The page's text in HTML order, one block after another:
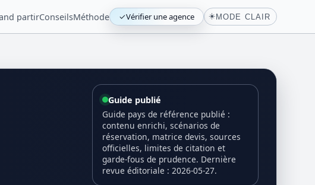
partirConseilsMéthode ✓Vérifier une agence ☀️MODE CLAIR
Guide publié
Guide pays de référence publié :
contenu enrichi, scénarios de
réservation, matrice devis, sources
officielles, limites de citation et
garde-fous de prudence. Dernière
revue éditoriale : 2026-05-27.